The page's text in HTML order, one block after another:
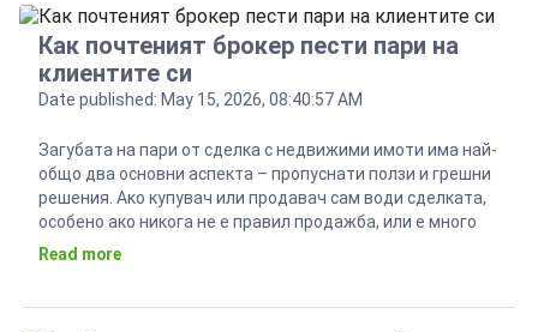
Как почтеният брокер пести пари на
клиентите си
Date published: May 15, 2026, 08:40:57 AM
Загубата на пари от сделка с недвижими имоти има най-
общо два основни аспекта – пропуснати ползи и грешни
решения. Ако купувач или продавач сам води сделката,
особено ако никога не е правил продажба, или е много
самонадеян, това почти винаги е гаранция за загуба на
Read more